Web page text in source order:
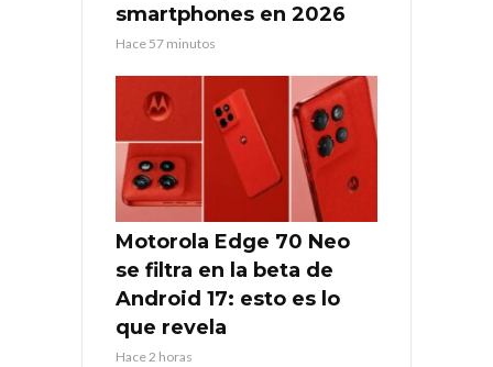
smartphones en 2026
Hace 57 minutos
Motorola Edge 70 Neo
se filtra en la beta de
Android 17: esto es lo
que revela
Hace 2 horas